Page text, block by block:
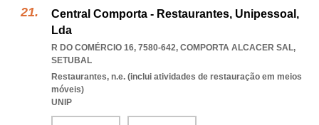
Central Comporta - Restaurantes, Unipessoal,
Lda
R DO COMÉRCIO 16, 7580-642, COMPORTA ALCACER SAL,
SETUBAL
Restaurantes, n.e. (inclui atividades de restauração em meios
móveis)
UNIP